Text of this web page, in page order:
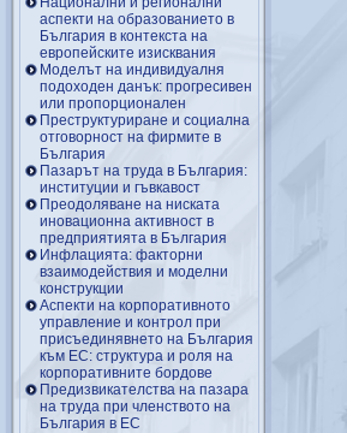
аспекти на образованието в
България в контекста на
европейските изисквания
Моделът на индивидуалня
подоходен данък: прогресивен
или пропорционален
Преструктуриране и социална
отговорност на фирмите в
България
Пазарът на труда в България:
институции и гъвкавост
Преодоляване на ниската
иновационна активност в
предприятията в България
Инфлацията: факторни
взаимодействия и моделни
конструкции
Аспекти на корпоративното
управление и контрол при
присъединявнето на България
към ЕС: структура и роля на
корпоративните бордове
Предизвикателства на пазара
на труда при членството на
България в ЕС